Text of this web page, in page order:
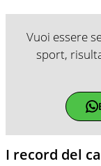
Vuoi essere
sport,
I record del